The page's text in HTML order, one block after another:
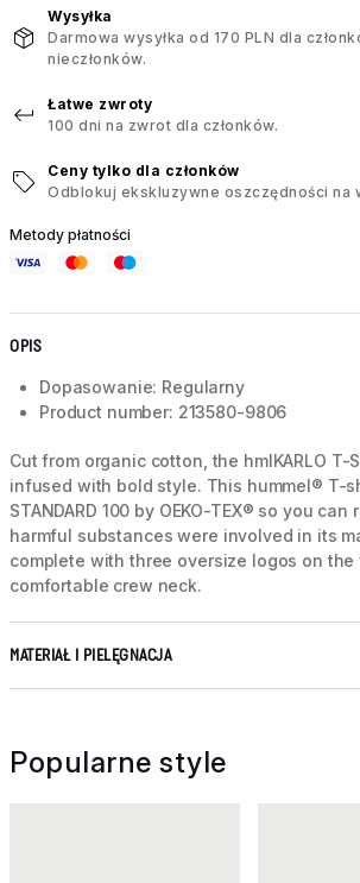
Wysyłka
Darmowa wysyłka od 170 PLN dla
nieczłonków.
Łatwe zwroty
100 dni na zwrot dla członków.
Ceny tylko dla członków
Odblokuj ekskluzywne oszczędności na
Metody płatności
OPIS
Dopasowanie: Regularny
Product number: 213580-9806
Cut from organic cotton, the hmlKARLO T-
infused with bold style. This hummel® T-
STANDARD 100 by OEKO-TEX® so you
harmful substances were involved in its
complete with three oversize logos on the
comfortable crew neck.
MATERIAŁ I PIELĘGNACJA
Popularne style